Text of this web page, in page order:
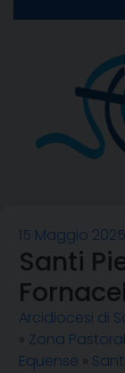
15 Maggio 2025
Santi
Arcidiocesi di
» Zona
Equense »